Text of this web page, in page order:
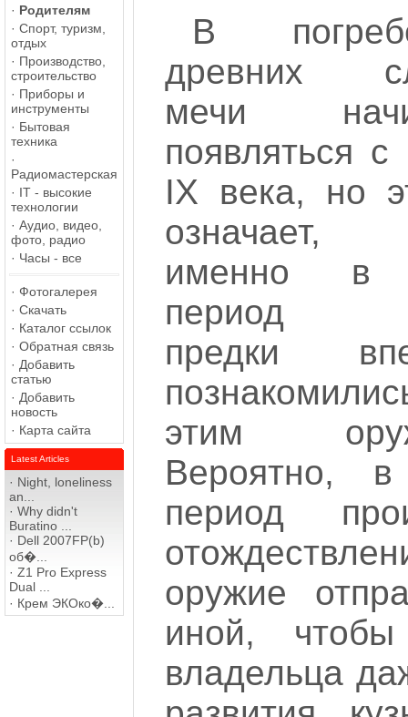
· Родителям
· Спорт, туризм,
отдых
· Производство,
строительство
· Приборы и
инструменты
· Бытовая
техника
·
Радиомастерская
· IT - высокие
технологии
· Аудио, видео,
фото, радио
· Часы - все
· Фотогалерея
· Скачать
· Каталог ссылок
· Обратная связь
· Добавить
статью
· Добавить
новость
· Карта сайта
Latest Articles
· Night, loneliness
an...
· Why didn't
Buratino ...
· Dell 2007FP(b)
об�...
· Z1 Pro Express
Dual ...
· Крем ЭКОко�...
В
древних
мечи
появляться с
IX века, но
именно в
период
предки
этим
Вероятно, в
период
оружие
иной,
владельца